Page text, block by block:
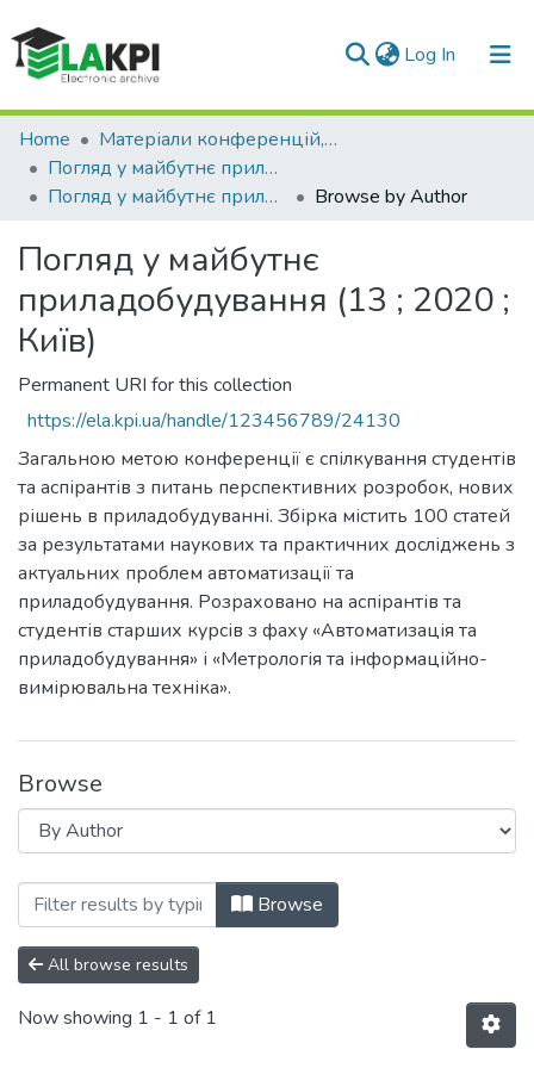
Log In (current)
Communities & Collections
All of DSpace
Home
Матеріали конференцій, семінарів і т.п.
Погляд у майбутнє приладобудування
Погляд у майбутнє приладобудування (13 ; 2020 ; Київ)
Browse by Author
Погляд у майбутнє
приладобудування (13 ; 2020 ;
Київ)
Permanent URI for this collection
https://ela.kpi.ua/handle/123456789/24130
Загальною метою конференції є спілкування студентів
та аспірантів з питань перспективних розробок, нових
рішень в приладобудуванні. Збірка містить 100 статей
за результатами наукових та практичних досліджень з
актуальних проблем автоматизації та
приладобудування. Розраховано на аспірантів та
студентів старших курсів з фаху «Автоматизація та
приладобудування» і «Метрологія та інформаційно-
вимірювальна техніка».
Browse
Browsing Погляд у майбутнє
Browse
All browse results
Now showing 1 - 1 of 1